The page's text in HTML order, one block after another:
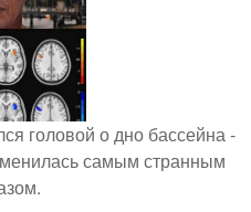
головой о дно бассейна -
самым странным